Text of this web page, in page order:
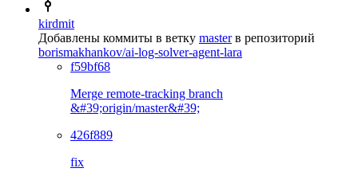
kirdmit
Добавлены коммиты в ветку master в репозиторий
borismakhankov/ai-log-solver-agent-lara
f59bf68
Merge remote-tracking branch
&#39;origin/master&#39;
426f889
fix